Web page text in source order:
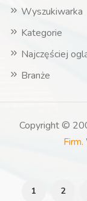
Wyszukiwarka
Kategorie
Najczęściej
Branże
Copyright ©
Firm.
1 2